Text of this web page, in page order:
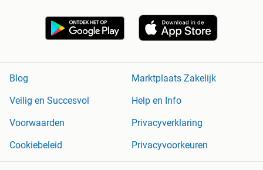
Blog
Marktplaats Zakelijk
Veilig en Succesvol
Help en Info
Voorwaarden
Privacyverklaring
Cookiebeleid
Privacyvoorkeuren